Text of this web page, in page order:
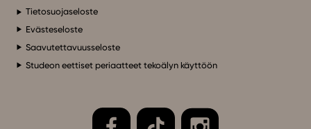
Tietosuojaseloste
Evästeseloste
Saavutettavuusseloste
Studeon eettiset periaatteet tekoälyn käyttöön